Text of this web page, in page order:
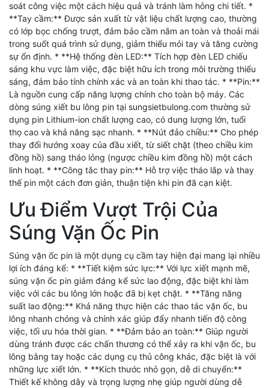
soát công việc một cách hiệu quả và tránh làm hỏng chi tiết. *
**Tay cầm:** Được sản xuất từ vật liệu chất lượng cao, thường
có lớp bọc chống trượt, đảm bảo cầm nắm an toàn và thoải mái
trong suốt quá trình sử dụng, giảm thiểu mỏi tay và tăng cường
sự ổn định. * **Hệ thống đèn LED:** Tích hợp đèn LED chiếu
sáng khu vực làm việc, đặc biệt hữu ích trong môi trường thiếu
sáng, đảm bảo tính chính xác và an toàn khi thao tác. * **Pin:**
Là nguồn cung cấp năng lượng chính cho toàn bộ máy. Các
dòng súng xiết bu lông pin tại sungsietbulong.com thường sử
dụng pin Lithium-ion chất lượng cao, có dung lượng lớn, tuổi
thọ cao và khả năng sạc nhanh. * **Nút đảo chiều:** Cho phép
thay đổi hướng xoay của đầu xiết, từ siết chặt (theo chiều kim
đồng hồ) sang tháo lỏng (ngược chiều kim đồng hồ) một cách
linh hoạt. * **Công tắc thay pin:** Hỗ trợ việc tháo lắp và thay
thế pin một cách đơn giản, thuận tiện khi pin đã cạn kiệt.
Ưu Điểm Vượt Trội Của
Súng Vặn Ốc Pin
Súng vặn ốc pin là một dụng cụ cầm tay hiện đại mang lại nhiều
lợi ích đáng kể: * **Tiết kiệm sức lực:** Với lực xiết mạnh mẽ,
súng vặn ốc pin giảm đáng kể sức lao động, đặc biệt khi làm
việc với các bu lông lớn hoặc đã bị kẹt chặt. * **Tăng năng
suất lao động:** Khả năng thực hiện các thao tác vặn ốc, bu
lông nhanh chóng và chính xác giúp đẩy nhanh tiến độ công
việc, tối ưu hóa thời gian. * **Đảm bảo an toàn:** Giúp người
dùng tránh được các chấn thương có thể xảy ra khi vặn ốc, bu
lông bằng tay hoặc các dụng cụ thủ công khác, đặc biệt là với
những lực xiết lớn. * **Kích thước nhỏ gọn, dễ di chuyển:**
Thiết kế không dây và trọng lượng nhẹ giúp người dùng dễ